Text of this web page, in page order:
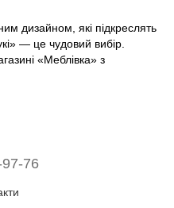
дизайном, які підкреслять
— це чудовий вибір.
«Меблівка» з
76